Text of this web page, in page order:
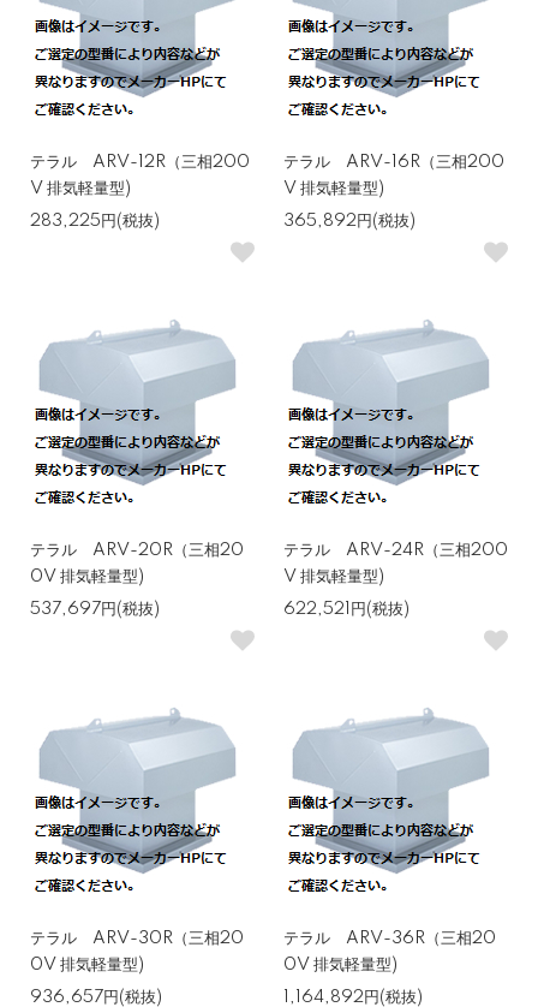
テラル ARV-12R（三相200
V 排気軽量型)
283,225円(税抜)
テラル ARV-16R（三相200
V 排気軽量型)
365,892円(税抜)
テラル ARV-20R（三相20
0V 排気軽量型)
537,697円(税抜)
テラル ARV-24R（三相200
V 排気軽量型)
622,521円(税抜)
テラル ARV-30R（三相20
0V 排気軽量型)
936,657円(税抜)
テラル ARV-36R（三相20
0V 排気軽量型)
1,164,892円(税抜)